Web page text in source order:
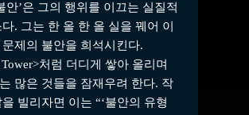
안’은 그의 행위를 이끄는 실질적
. 그는 한 올 한 올 실을 꿰어 이
문제의 불안을 희석시킨다.
처럼 더디게 쌓아 올리며
많은 것들을 잠재우려 한다. 작
빌리자면 이는 “‘불안의 유형